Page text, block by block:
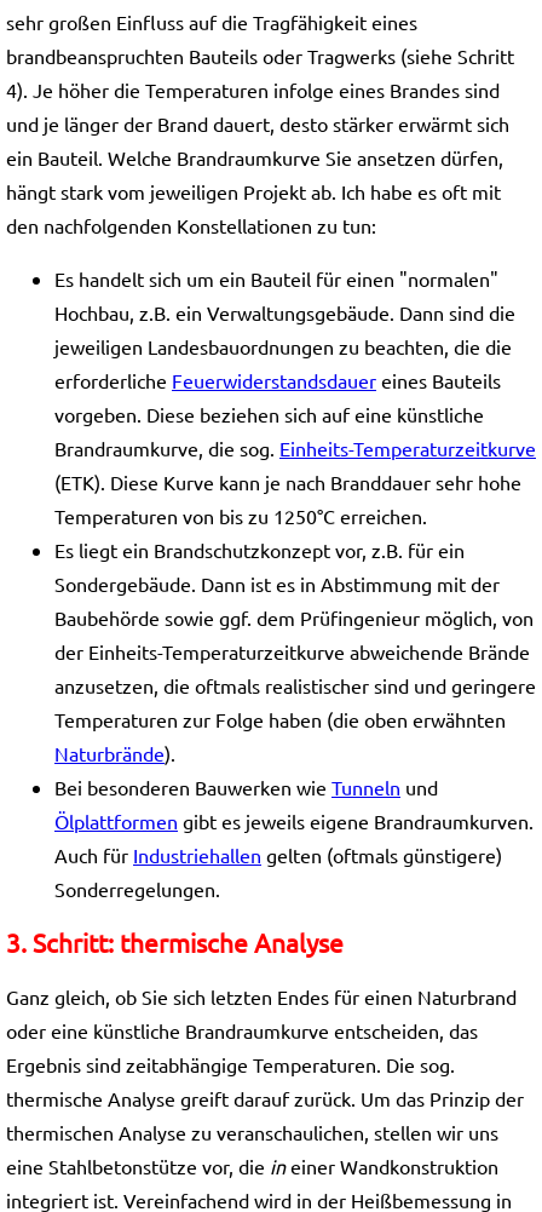
sehr großen Einfluss auf die Tragfähigkeit eines
brandbeanspruchten Bauteils oder Tragwerks (siehe Schritt
4). Je höher die Temperaturen infolge eines Brandes sind
und je länger der Brand dauert, desto stärker erwärmt sich
ein Bauteil. Welche Brandraumkurve Sie ansetzen dürfen,
hängt stark vom jeweiligen Projekt ab. Ich habe es oft mit
den nachfolgenden Konstellationen zu tun:
Es handelt sich um ein Bauteil für einen "normalen"
Hochbau, z.B. ein Verwaltungsgebäude. Dann sind die
jeweiligen Landesbauordnungen zu beachten, die die
erforderliche Feuerwiderstandsdauer eines Bauteils
vorgeben. Diese beziehen sich auf eine künstliche
Brandraumkurve, die sog. Einheits-Temperaturzeitkurve
(ETK). Diese Kurve kann je nach Branddauer sehr hohe
Temperaturen von bis zu 1250°C erreichen.
Es liegt ein Brandschutzkonzept vor, z.B. für ein
Sondergebäude. Dann ist es in Abstimmung mit der
Baubehörde sowie ggf. dem Prüfingenieur möglich, von
der Einheits-Temperaturzeitkurve abweichende Brände
anzusetzen, die oftmals realistischer sind und geringere
Temperaturen zur Folge haben (die oben erwähnten
Naturbrände).
Bei besonderen Bauwerken wie Tunneln und
Ölplattformen gibt es jeweils eigene Brandraumkurven.
Auch für Industriehallen gelten (oftmals günstigere)
Sonderregelungen.
3. Schritt: thermische Analyse
Ganz gleich, ob Sie sich letzten Endes für einen Naturbrand
oder eine künstliche Brandraumkurve entscheiden, das
Ergebnis sind zeitabhängige Temperaturen. Die sog.
thermische Analyse greift darauf zurück. Um das Prinzip der
thermischen Analyse zu veranschaulichen, stellen wir uns
eine Stahlbetonstütze vor, die ineiner Wandkonstruktion
integriert ist. Vereinfachend wird in der Heißbemessung in